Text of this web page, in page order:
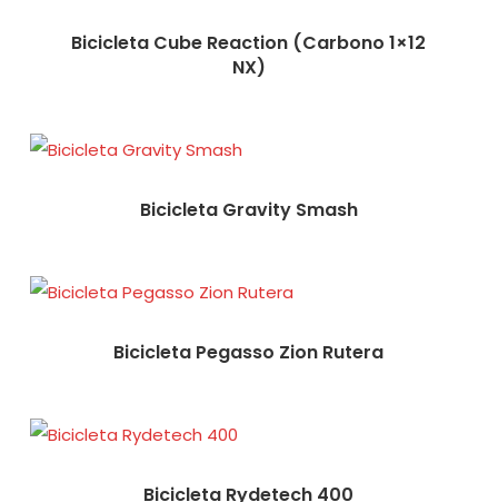
Bicicleta Cube Reaction (Carbono 1×12
NX)
Bicicleta Gravity Smash
Bicicleta Pegasso Zion Rutera
Bicicleta Rydetech 400